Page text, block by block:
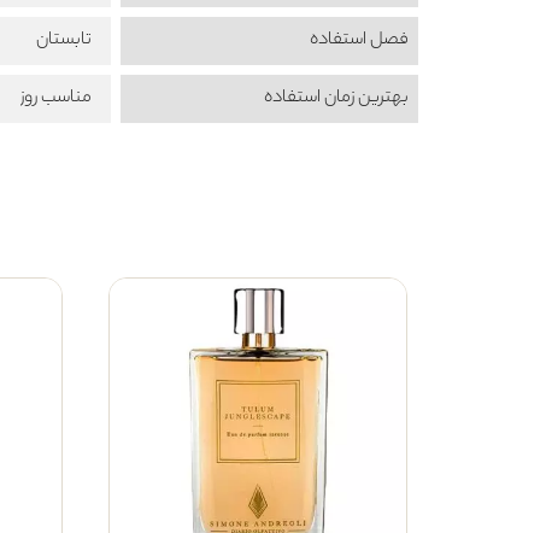
فصل استفاده
تابستان
بهترین زمان استفاده
مناسب روز